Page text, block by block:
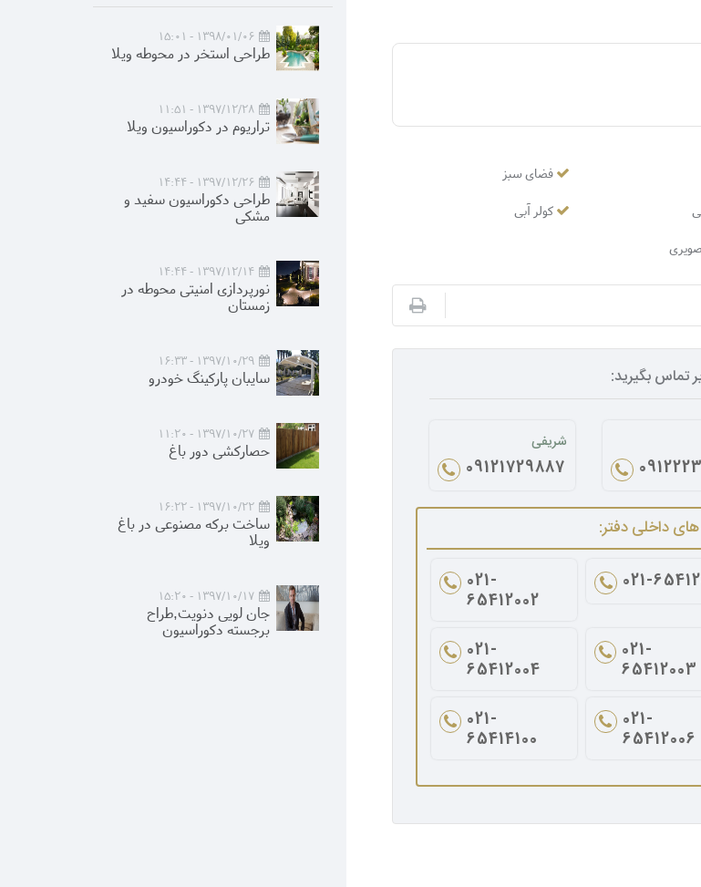
فضای سبز
کولر آبی
تماس بگیرید:
شریفی
09121729887
داخلی دفتر:
021-
021-
65412002
021-
65412003
021-
65412004
021-
65412006
021-
65414100
1398/01/06 - 15:01
طراحی استخر در محوطه ویلا
1397/12/28 - 11:51
تراریوم در دکوراسیون ویلا
1397/12/26 - 14:44
طراحی دکوراسیون سفید و
مشکی
1397/12/14 - 14:44
نورپردازی امنیتی محوطه در
زمستان
1397/10/29 - 16:33
سایبان پارکینگ خودرو
1397/10/27 - 11:20
حصارکشی دور باغ
1397/10/22 - 16:22
ساخت برکه مصنوعی در باغ
ویلا
1397/10/17 - 15:20
جان لویی دنویت,طراح
برجسته دکوراسیون